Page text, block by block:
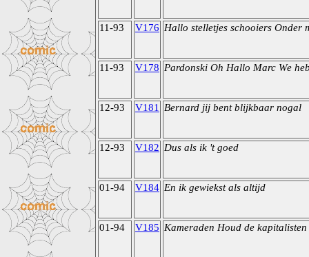
11-93 V176 Hallo stelletjes schooiers Onder
11-93 V178 Pardonski Oh Hallo Marc We
12-93 V181 Bernard jij bent blijkbaar nogal
12-93 V182 Dus als ik 't goed
01-94 V184 En ik gewiekst als altijd
01-94 V185 Kameraden Houd de kapitalisten